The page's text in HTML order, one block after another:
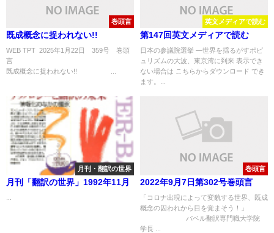
巻頭言
既成概念に捉われない!!
WEB TPT 2025年1月22日 359号 巻頭
言
既成概念に捉われない!! ...
英文メディアで読む
第147回英文メディアで読む
日本の参議院選挙 ―世界を揺るがすポピ
ュリズムの大波、東京湾に到来 表示でき
ない場合は こちらからダウンロード でき
ます。...
月刊・翻訳の世界
月刊「翻訳の世界」1992年11月
巻頭言
2022年9月7日第302号巻頭言
「コロナ出現によって変貌する世界、既成
概念の囚われから目を覚まそう！」
バベル翻訳専門職大学院
学長 ...